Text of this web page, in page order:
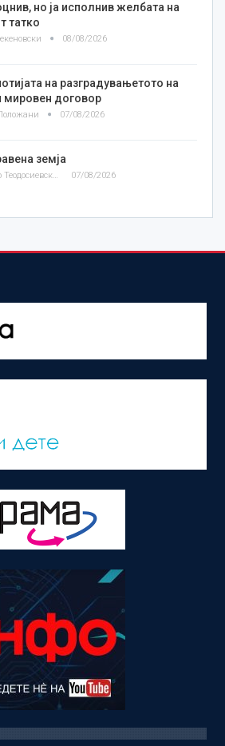
но ја исполнив желбата на
татко
08/08/2026
на разградувањетото на
мировен договор
07/08/2026
земја
07/08/2026